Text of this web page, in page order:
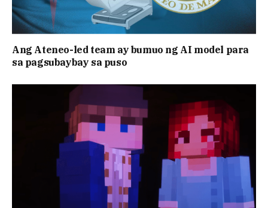
Ang Ateneo-led team ay bumuo ng AI model para
sa pagsubaybay sa puso